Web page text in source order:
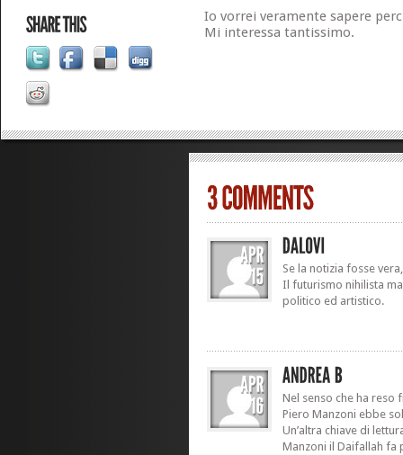
Io vorrei veramente sapere
Mi interessa tantissimo.
Se la notizia fosse
Il futurismo nihilista
politico ed artistico.
Nel senso che ha reso
Piero Manzoni ebbe
Un’altra chiave di
Manzoni il Daifallah fa